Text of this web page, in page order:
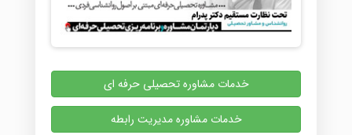
خدمات مشاوره تحصیلی حرفه ای
خدمات مشاوره مدیریت رابطه